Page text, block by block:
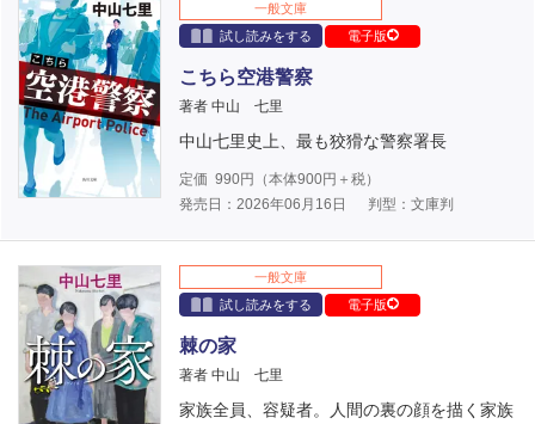
一般文庫
試し読みをする
電子版
こちら空港警察
著者 中山 七里
中山七里史上、最も狡猾な警察署長
定価 990円（本体900円＋税）
発売日：2026年06月16日
判型：文庫判
一般文庫
試し読みをする
電子版
棘の家
著者 中山 七里
家族全員、容疑者。人間の裏の顔を描く家族